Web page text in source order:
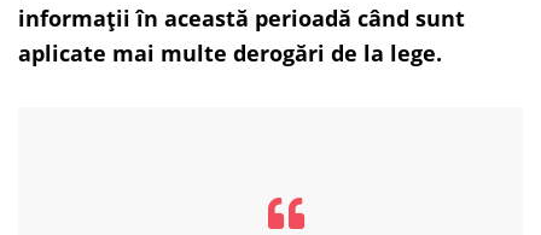
informații în această perioadă când sunt
aplicate mai multe derogări de la lege.